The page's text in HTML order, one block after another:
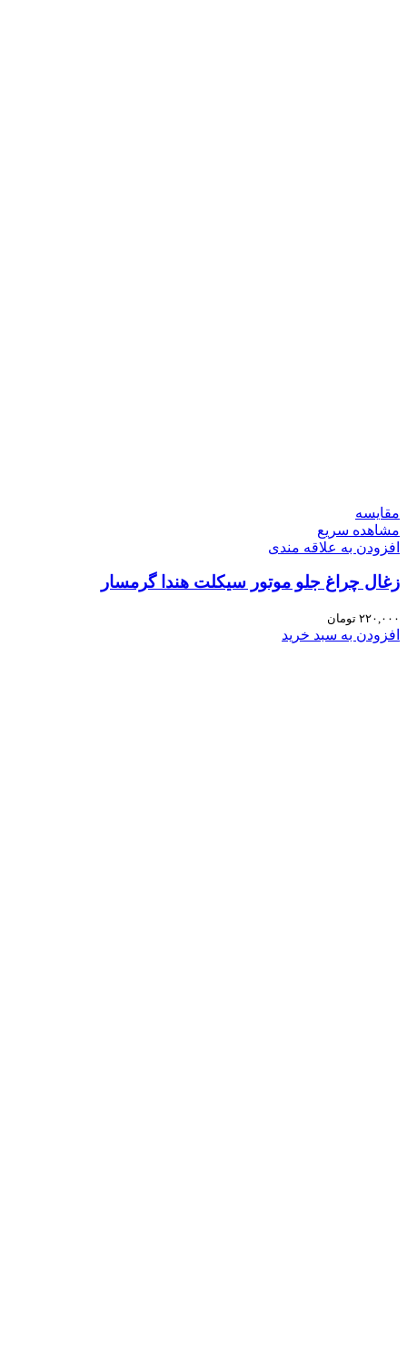
مقایسه
مشاهده سریع
افزودن به علاقه مندی
زغال چراغ جلو موتور سیکلت هندا گرمسار
۲۲۰,۰۰۰ تومان
افزودن به سبد خرید